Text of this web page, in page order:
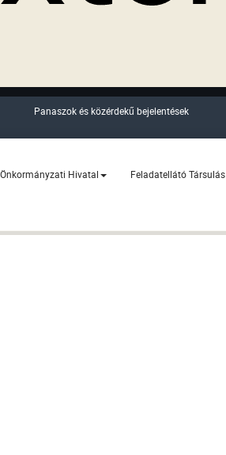
Panaszok és közérdekű bejelentések
Hivatal Feladatellátó Társulás